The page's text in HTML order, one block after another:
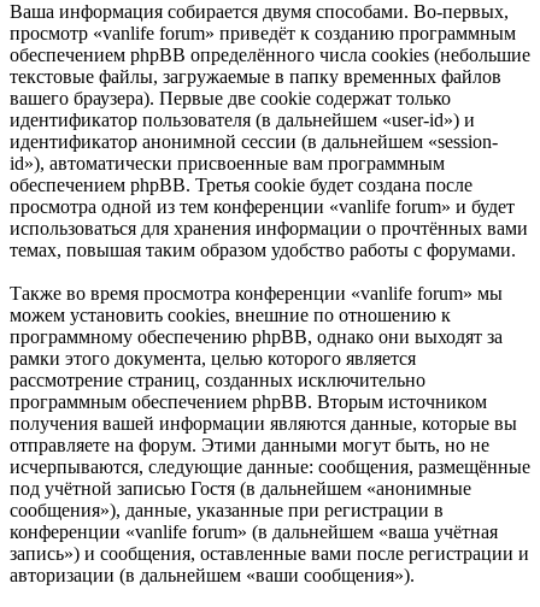
Ваша информация собирается двумя способами. Во-первых,
просмотр «vanlife forum» приведёт к созданию программным
обеспечением phpBB определённого числа cookies (небольшие
текстовые файлы, загружаемые в папку временных файлов
вашего браузера). Первые две cookie содержат только
идентификатор пользователя (в дальнейшем «user-id») и
идентификатор анонимной сессии (в дальнейшем «session-
id»), автоматически присвоенные вам программным
обеспечением phpBB. Третья cookie будет создана после
просмотра одной из тем конференции «vanlife forum» и будет
использоваться для хранения информации о прочтённых вами
темах, повышая таким образом удобство работы с форумами.
Также во время просмотра конференции «vanlife forum» мы
можем установить cookies, внешние по отношению к
программному обеспечению phpBB, однако они выходят за
рамки этого документа, целью которого является
рассмотрение страниц, созданных исключительно
программным обеспечением phpBB. Вторым источником
получения вашей информации являются данные, которые вы
отправляете на форум. Этими данными могут быть, но не
исчерпываются, следующие данные: сообщения, размещённые
под учётной записью Гостя (в дальнейшем «анонимные
сообщения»), данные, указанные при регистрации в
конференции «vanlife forum» (в дальнейшем «ваша учётная
запись») и сообщения, оставленные вами после регистрации и
авторизации (в дальнейшем «ваши сообщения»).